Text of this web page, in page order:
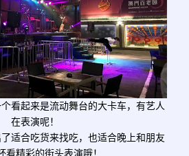
看起来是流动舞台的大卡车，有艺人
在表演呢！
适合吃货来找吃，也适合晚上和朋友
看精彩的街头表演哦！